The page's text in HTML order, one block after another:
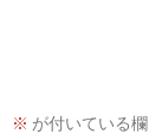
※ が付いている欄